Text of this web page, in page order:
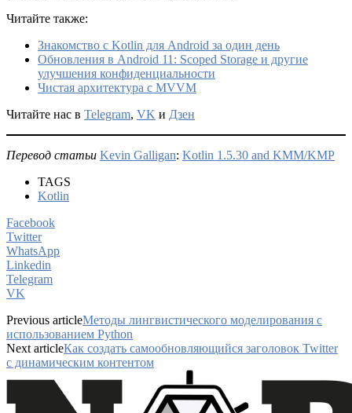
Читайте также:
Знакомство с Kotlin для Android за один день
Обновления в Android 11: Scoped Storage и другие
улучшения конфиденциальности
Чистая архитектура с MVVM
Читайте нас в Telegram, VK и Дзен
Перевод статьи Kevin Galligan: Kotlin 1.5.30 and KMM/KMP
TAGS
Kotlin
Facebook
Twitter
WhatsApp
Linkedin
Telegram
VK
Previous articleМетоды лингвистического моделирования с
использованием Python
Next articleКак создать самообновляющийся заголовок Twitter
с динамическим контентом